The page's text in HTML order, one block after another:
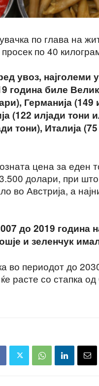
по глава на
по 40
увоз, најголеми
година биле
Германија
(122 илјади тони
тони), Италија
цена за еден
долари, при
во Австрија, а
до 2019 година
и зеленчук
во периодот до
расте со стапка